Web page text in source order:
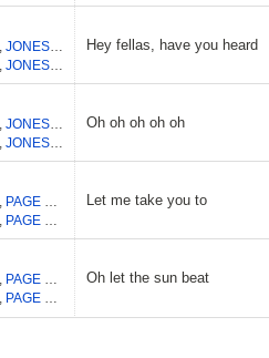
JONES JOHN PAUL(US 5) ,PAGE JIMMY
JONES JOHN PAUL(US 5)
Hey fellas, have you heard
JONES JOHN PAUL(US 5) ,BONHAM JOHN
JONES JOHN PAUL(US 5)
Oh oh oh oh oh
PAGE JIMMY
PAGE JIMMY
Let me take you to
PAGE JIMMY ,BONHAM JOHN
PAGE JIMMY
Oh let the sun beat